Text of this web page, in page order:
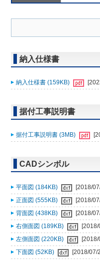
納入仕様書
納入仕様書 (159KB)
据付工事説明書
据付工事説明書 (3MB)
CADシンボル
平面図 (184KB)
[2018/
正面図 (555KB)
[2018/
背面図 (438KB)
[2018/
右側面図 (189KB)
左側面図 (220KB)
下面図 (52KB)
[2018/07/